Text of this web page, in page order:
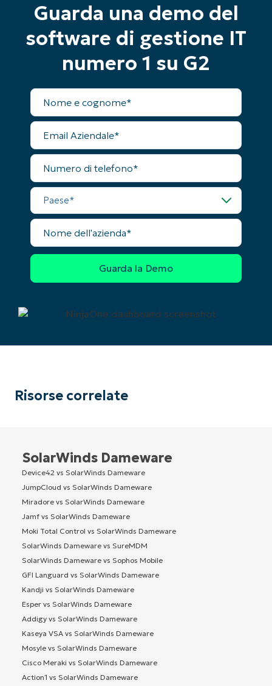
Guarda una demo del
software di gestione IT
numero 1 su G2
Nome
completo
Email
Aziendale
Numero
telefono
Paese
Nome
dell'azienda
Risorse correlate
SolarWinds Dameware
Device42 vs SolarWinds Dameware
JumpCloud vs SolarWinds Dameware
Miradore vs SolarWinds Dameware
Jamf vs SolarWinds Dameware
Moki Total Control vs SolarWinds Dameware
SolarWinds Dameware vs SureMDM
SolarWinds Dameware vs Sophos Mobile
GFI Languard vs SolarWinds Dameware
Kandji vs SolarWinds Dameware
Esper vs SolarWinds Dameware
Addigy vs SolarWinds Dameware
Kaseya VSA vs SolarWinds Dameware
Mosyle vs SolarWinds Dameware
Cisco Meraki vs SolarWinds Dameware
Action1 vs SolarWinds Dameware
Phone
number*
Company
name*